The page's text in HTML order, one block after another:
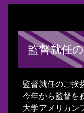
監督就任
監督就任のご挨
今年から監督を
大学アメリカ